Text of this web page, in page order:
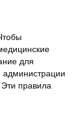
для
администрации
правила